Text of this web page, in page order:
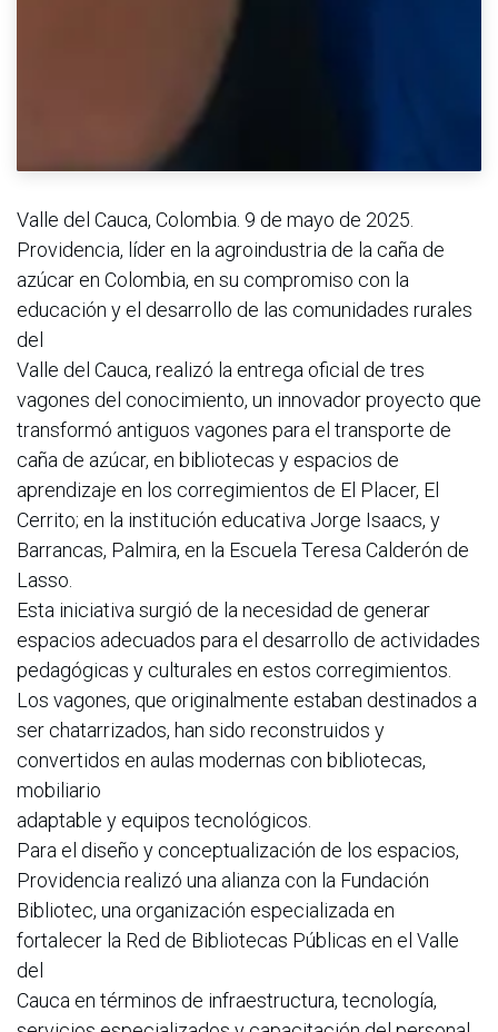
Valle del Cauca, Colombia. 9 de mayo de 2025.
Providencia, líder en la agroindustria de la caña de
azúcar en Colombia, en su compromiso con la
educación y el desarrollo de las comunidades rurales
del
Valle del Cauca, realizó la entrega oficial de tres
vagones del conocimiento, un innovador proyecto que
transformó antiguos vagones para el transporte de
caña de azúcar, en bibliotecas y espacios de
aprendizaje en los corregimientos de El Placer, El
Cerrito; en la institución educativa Jorge Isaacs, y
Barrancas, Palmira, en la Escuela Teresa Calderón de
Lasso.
Esta iniciativa surgió de la necesidad de generar
espacios adecuados para el desarrollo de actividades
pedagógicas y culturales en estos corregimientos.
Los vagones, que originalmente estaban destinados a
ser chatarrizados, han sido reconstruidos y
convertidos en aulas modernas con bibliotecas,
mobiliario
adaptable y equipos tecnológicos.
Para el diseño y conceptualización de los espacios,
Providencia realizó una alianza con la Fundación
Bibliotec, una organización especializada en
fortalecer la Red de Bibliotecas Públicas en el Valle
del
Cauca en términos de infraestructura, tecnología,